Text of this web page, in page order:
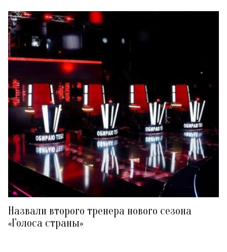
Назвали второго тренера нового сезона
«Голоса страны»